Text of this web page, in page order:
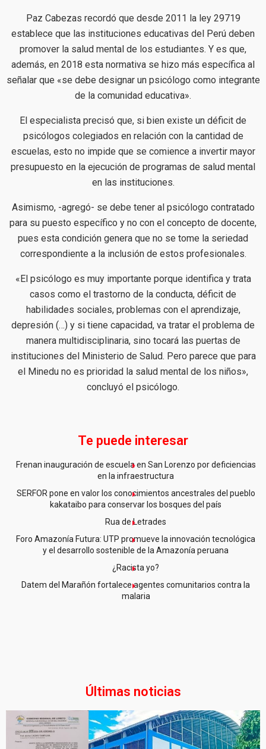
Paz Cabezas recordó que desde 2011 la ley 29719
establece que las instituciones educativas del Perú deben
promover la salud mental de los estudiantes. Y es que,
además, en 2018 esta normativa se hizo más específica al
señalar que «se debe designar un psicólogo como integrante
de la comunidad educativa».
El especialista precisó que, si bien existe un déficit de
psicólogos colegiados en relación con la cantidad de
escuelas, esto no impide que se comience a invertir mayor
presupuesto en la ejecución de programas de salud mental
en las instituciones.
Asimismo, -agregó- se debe tener al psicólogo contratado
para su puesto específico y no con el concepto de docente,
pues esta condición genera que no se tome la seriedad
correspondiente a la inclusión de estos profesionales.
«El psicólogo es muy importante porque identifica y trata
casos como el trastorno de la conducta, déficit de
habilidades sociales, problemas con el aprendizaje,
depresión (…) y si tiene capacidad, va tratar el problema de
manera multidisciplinaria, sino tocará las puertas de
instituciones del Ministerio de Salud. Pero parece que para
el Minedu no es prioridad la salud mental de los niños»,
concluyó el psicólogo.
Te puede interesar
Frenan inauguración de escuela en San Lorenzo por deficiencias
en la infraestructura
SERFOR pone en valor los conocimientos ancestrales del pueblo
kakataibo para conservar los bosques del país
Rua de Letrades
Foro Amazonía Futura: UTP promueve la innovación tecnológica
y el desarrollo sostenible de la Amazonía peruana
¿Racista yo?
Datem del Marañón fortalece agentes comunitarios contra la
malaria
Últimas noticias